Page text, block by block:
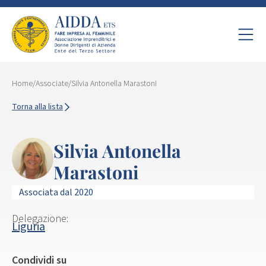
Home/Associate/Silvia Antonella Marastoni
Torna alla lista
Silvia Antonella
Marastoni
Associata dal 2020
Delegazione:
Liguria
Condividi su